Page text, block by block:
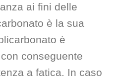
ai fini delle
è la sua
è
conseguente
a fatica. In caso